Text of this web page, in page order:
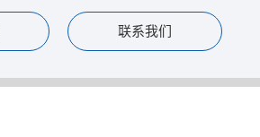
联系我们